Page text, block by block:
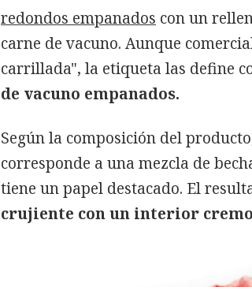
redondos empanados con un
carne de vacuno. Aunque
carrillada", la etiqueta las define
de vacuno empanados.
Según la composición del
corresponde a una mezcla de
tiene un papel destacado. El
crujiente con un interior